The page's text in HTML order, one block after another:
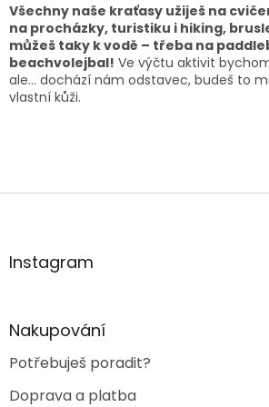
Všechny naše kraťasy užiješ na
na procházky, turistiku i hiking,
můžeš taky k vodě – třeba na
beachvolejbal! Ve výčtu aktivit
ale… dochází nám odstavec, budeš to
vlastní kůži.
Z
aInstagram
Nakupování
Potřebuješ poradit?
Doprava a platba